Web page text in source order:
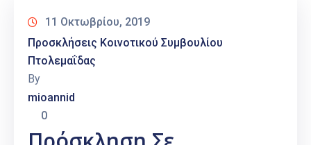
Νέα
Υπηρεσίες
Του
Δήμου
Προσκλήσεις
11 Οκτωβρίου, 2019
Προσκλήσεις Κοινοτικού Συμβουλίου
Πτολεμαΐδας
By
mioannid
0